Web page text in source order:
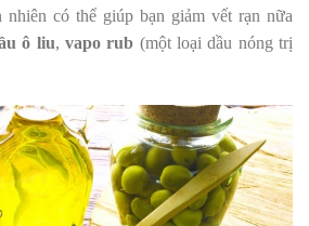
nhiên có thể giúp bạn giảm vết rạn nữa
ô liu, vapo rub (một loại dầu nóng trị